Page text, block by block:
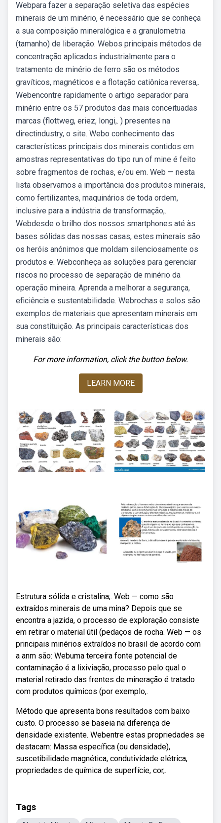
Webpara fazer a separação seletiva das espécies
minerais de um minério, é necessário que se conheça
a sua composição mineralógica e a granulometria
(tamanho) de liberação. Webos principais métodos de
concentração aplicados industrialmente para o
tratamento de minério de ferro são os métodos
gravíticos, magnéticos e a flotação catiônica reversa,.
Webencontre rapidamente o artigo separador para
minério entre os 57 produtos das mais conceituadas
marcas (flottweg, eriez, longi,. ) presentes na
directindustry, o site. Webo conhecimento das
características principais dos minerais contidos em
amostras representativas do tipo run of mine é feito
sobre fragmentos de rochas, e/ou em. Web — nesta
lista observamos a importância dos produtos minerais,
como fertilizantes, maquinários de toda ordem,
inclusive para a indústria de transformação,.
Webdesde o brilho dos nossos smartphones até às
bases sólidas das nossas casas, estes minerais são
os heróis anónimos que moldam silenciosamente os
produtos e. Webconheça as soluções para gerenciar
riscos no processo de separação de minério da
operação mineira. Aprenda a melhorar a segurança,
eficiência e sustentabilidade. Webrochas e solos são
exemplos de materiais que apresentam minerais em
sua constituição. As principais características dos
minerais são:
For more information, click the button below.
LEARN MORE
Estrutura sólida e cristalina;. Web — como são
extraídos minerais de uma mina? Depois que se
encontra a jazida, o processo de exploração consiste
em retirar o material útil (pedaços de rocha. Web — os
principais minérios extraídos no brasil de acordo com
a anm são: Webuma terceira fonte potencial de
contaminação é a lixiviação, processo pelo qual o
material retirado das frentes de mineração é tratado
com produtos químicos (por exemplo,.
Método que apresenta bons resultados com baixo
custo. O processo se baseia na diferença de
densidade existente. Webentre estas propriedades se
destacam: Massa específica (ou densidade),
suscetibilidade magnética, condutividade elétrica,
propriedades de química de superfície, cor,.
Tags